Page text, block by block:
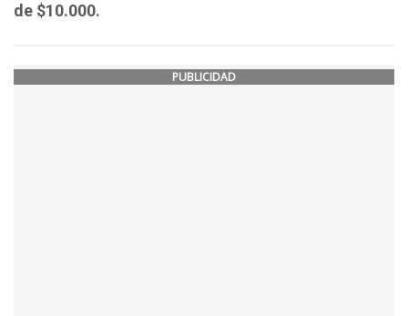
de $10.000.
PUBLICIDAD